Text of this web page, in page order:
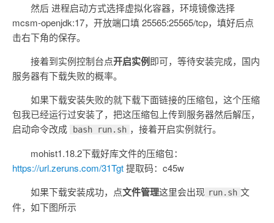
然后 进程启动方式选择虚拟化容器，环境镜像选择
mcsm-openjdk:17，开放端口填 25565:25565/tcp，填好后点
击右下角的保存。
接着到实例控制台点开启实例即可，等待安装完成，国内
服务器有下载失败的概率。
如果下载安装失败的就下载下面链接的压缩包，这个压缩
包我已经运行过安装了，把这压缩包上传到服务器然后解压，
启动命令改成
bash run.sh ，接着开启实例就行。
mohist1.18.2下载好库文件的压缩包：
https://url.zeruns.com/31Tgt提取码：c45w
如果下载安装成功，点文件管理这里会出现 run.sh 文
件，如下图所示